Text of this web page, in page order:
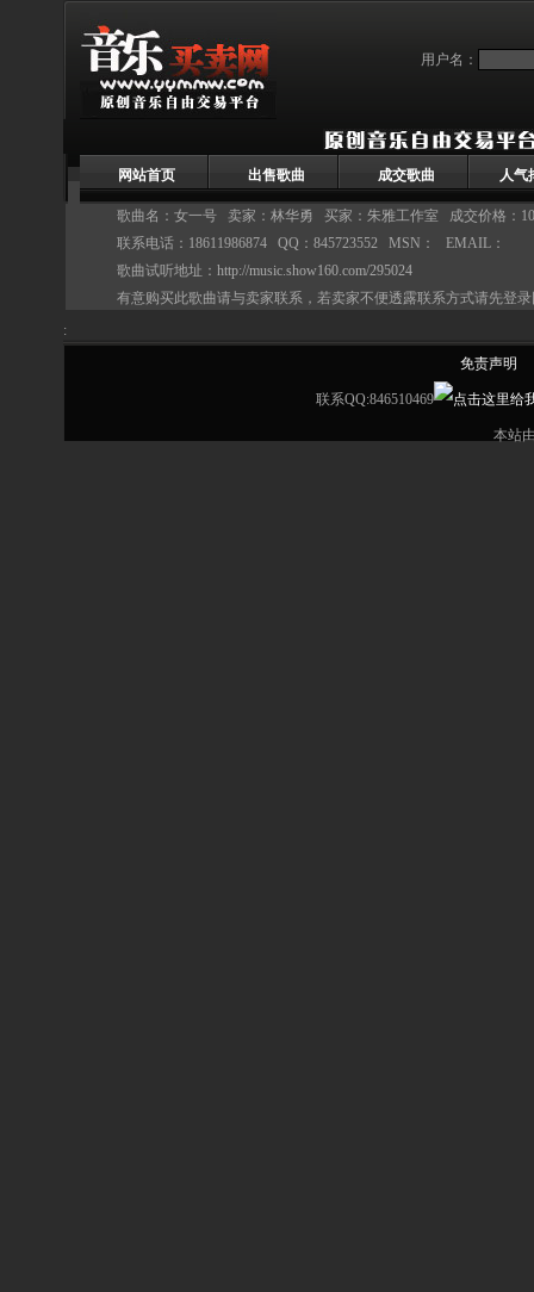
用户名：
网站首页 出售歌曲 成交歌曲 人气
歌曲名：女一号 卖家： 林华勇 买家：朱雅工作室 成交价格：
联系电话：18611986874 QQ：845723552 MSN： EMAIL：
歌曲试听地址： http://music.show160.com/295024
有意购买此歌曲请与卖家联系，若卖家不便透露联系方式请先登
:
免责声明
联系QQ:846510469
本站